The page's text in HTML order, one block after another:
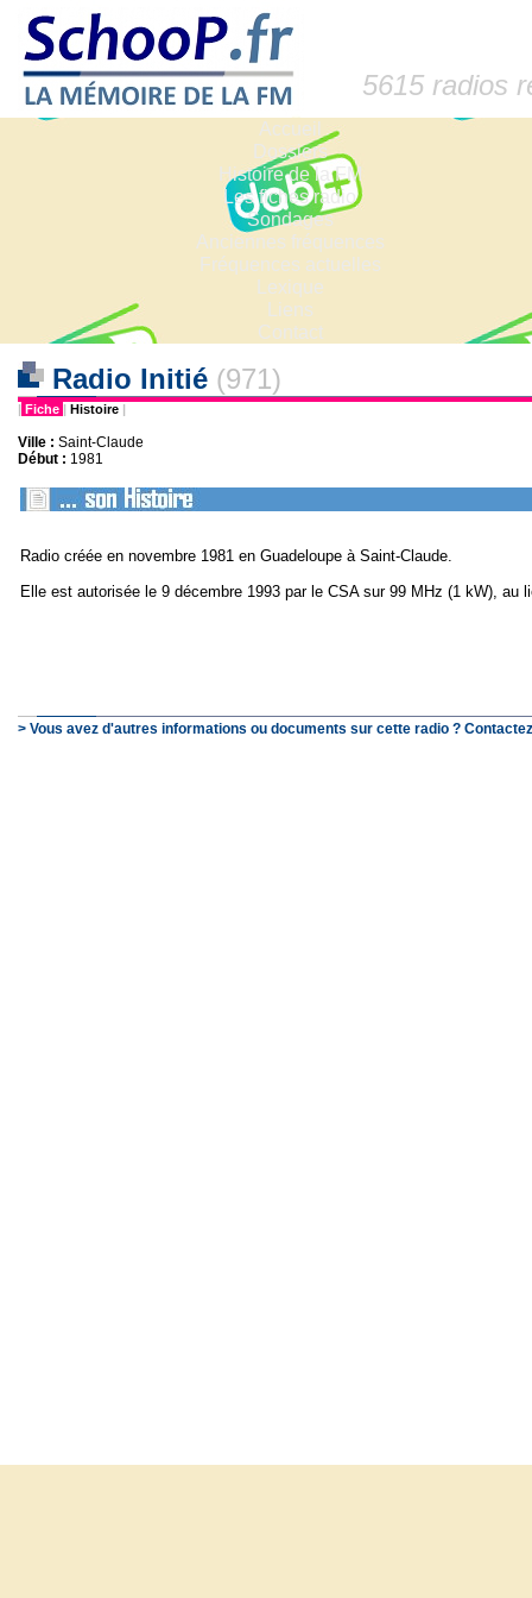
5615 radios
Accueil
Dossiers
Histoire de la FM
Les fiches radio
Sondages
Anciennes fréquences
Fréquences actuelles
Lexique
Liens
Contact
Radio Initié (971)
| Fiche | Histoire |
Ville : Saint-Claude
Début : 1981
Radio créée en novembre 1981 en Guadeloupe à Saint-Claude.
Elle est autorisée le 9 décembre 1993 par le CSA sur 99 MHz (1 kW), au
> Vous avez d'autres informations ou documents sur cette radio ?